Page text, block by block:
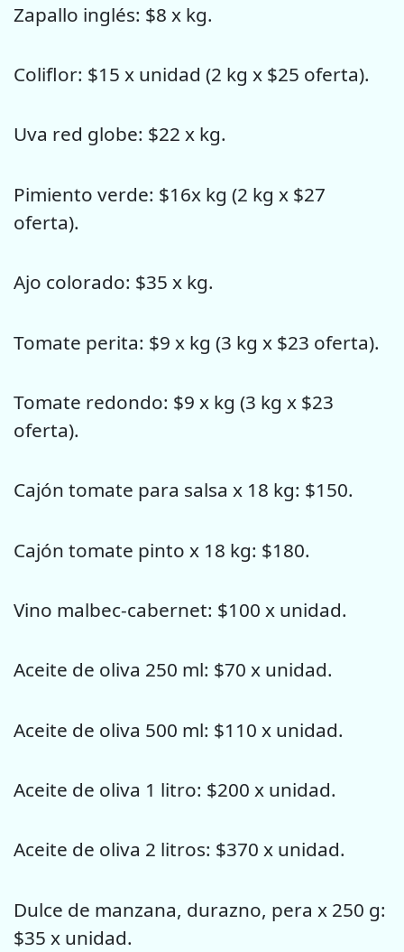
Zapallo inglés: $8 x kg.
Coliflor: $15 x unidad (2 kg x $25 oferta).
Uva red globe: $22 x kg.
Pimiento verde: $16x kg (2 kg x $27
oferta).
Ajo colorado: $35 x kg.
Tomate perita: $9 x kg (3 kg x $23 oferta).
Tomate redondo: $9 x kg (3 kg x $23
oferta).
Cajón tomate para salsa x 18 kg: $150.
Cajón tomate pinto x 18 kg: $180.
Vino malbec-cabernet: $100 x unidad.
Aceite de oliva 250 ml: $70 x unidad.
Aceite de oliva 500 ml: $110 x unidad.
Aceite de oliva 1 litro: $200 x unidad.
Aceite de oliva 2 litros: $370 x unidad.
Dulce de manzana, durazno, pera x 250 g:
$35 x unidad.